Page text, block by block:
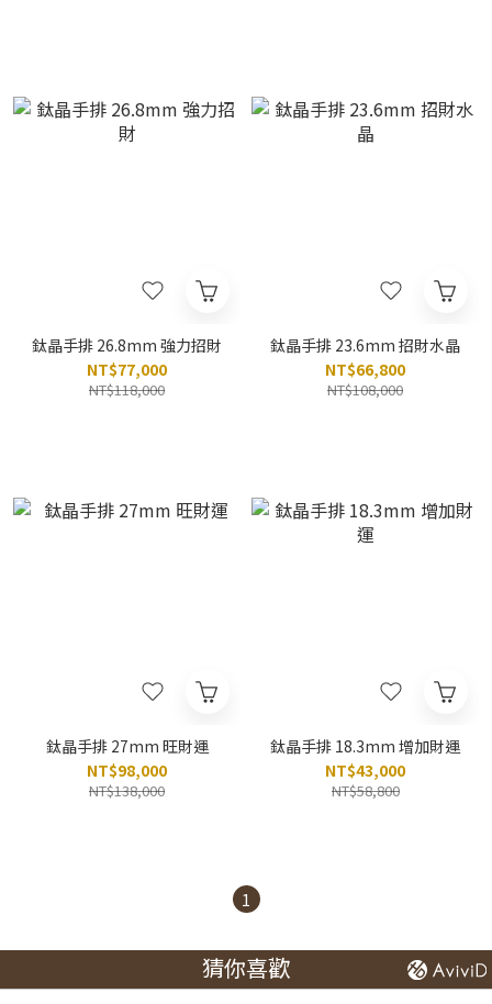
鈦晶手排 26.8mm 強力招財
NT$77,000
NT$118,000
鈦晶手排 23.6mm 招財水晶
NT$66,800
NT$108,000
鈦晶手排 27mm 旺財運
NT$98,000
NT$138,000
鈦晶手排 18.3mm 增加財運
NT$43,000
NT$58,800
1
猜你喜歡